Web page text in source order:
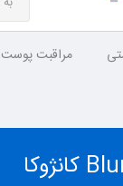
مراقبت پوست